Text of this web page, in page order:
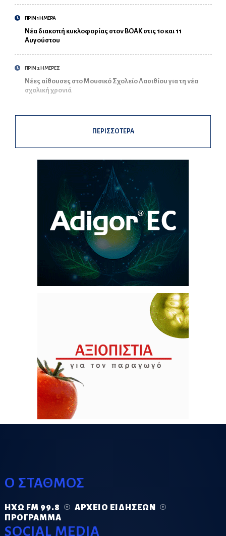
ΠΡΙΝ 1 ΗΜΕΡΑ
Νέα διακοπή κυκλοφορίας στον ΒΟΑΚ στις 10 και 11
Αυγούστου
ΠΡΙΝ 2 ΗΜΕΡΕΣ
Νέες αίθουσες στο Μουσικό Σχολείο Λασιθίου για τη νέα
σχολική χρονιά
ΠΕΡΙΣΣΟΤΕΡΑ
Ο ΣΤΑΘΜΟΣ
ΗΧΏ FM 99.8
ΑΡΧΕΊΟ ΕΙΔΉΣΕΩΝ
ΠΡΌΓΡΑΜΜΑ
SOCIAL MEDIA